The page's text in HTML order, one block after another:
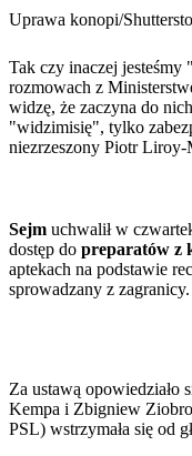
Porady
Premiery
Życie gwiazd
Aktualności
Plotki
Telewizja
Hity
Kobieta
Aktualności
Moda
Uroda
Siatkówka
Tenis
F1
Uprawa konopi/
Tak czy inaczej
rozmowach z
widzę, że zaczyna do
"widzimisię", tylko
niezrzeszony Piotr Liroy-
Sejm uchwalił w
dostęp do preparatów z
aptekach na podstawie
sprowadzany z zagranicy.
Za ustawą opowiedziało
Kempa i Zbigniew
PSL) wstrzymała się od